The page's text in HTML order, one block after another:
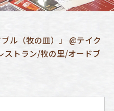
ル（牧の皿）」 @テイク
トラン/牧の里/オードブ